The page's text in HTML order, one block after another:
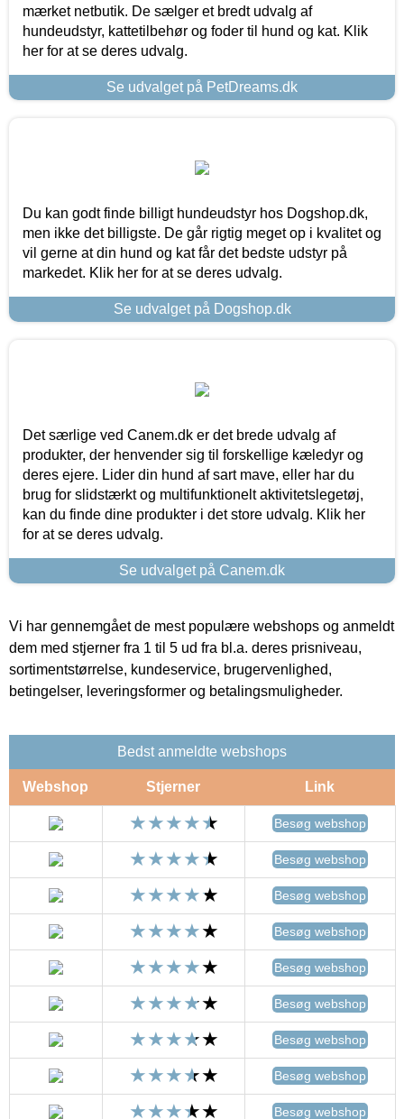
mærket netbutik. De sælger et bredt udvalg af
hundeudstyr, kattetilbehør og foder til hund og kat. Klik
her for at se deres udvalg.
Se udvalget på PetDreams.dk
Du kan godt finde billigt hundeudstyr hos Dogshop.dk,
men ikke det billigste. De går rigtig meget op i kvalitet og
vil gerne at din hund og kat får det bedste udstyr på
markedet. Klik her for at se deres udvalg.
Se udvalget på Dogshop.dk
Det særlige ved Canem.dk er det brede udvalg af
produkter, der henvender sig til forskellige kæledyr og
deres ejere. Lider din hund af sart mave, eller har du
brug for slidstærkt og multifunktionelt aktivitetslegetøj,
kan du finde dine produkter i det store udvalg. Klik her
for at se deres udvalg.
Se udvalget på Canem.dk
Vi har gennemgået de mest populære webshops og anmeldt
dem med stjerner fra 1 til 5 ud fra bl.a. deres prisniveau,
sortimentstørrelse, kundeservice, brugervenlighed,
betingelser, leveringsformer og betalingsmuligheder.
Bedst anmeldte webshops
Webshop Stjerner Link
Besøg webshop
Besøg webshop
Besøg webshop
Besøg webshop
Besøg webshop
Besøg webshop
Besøg webshop
Besøg webshop
Besøg webshop